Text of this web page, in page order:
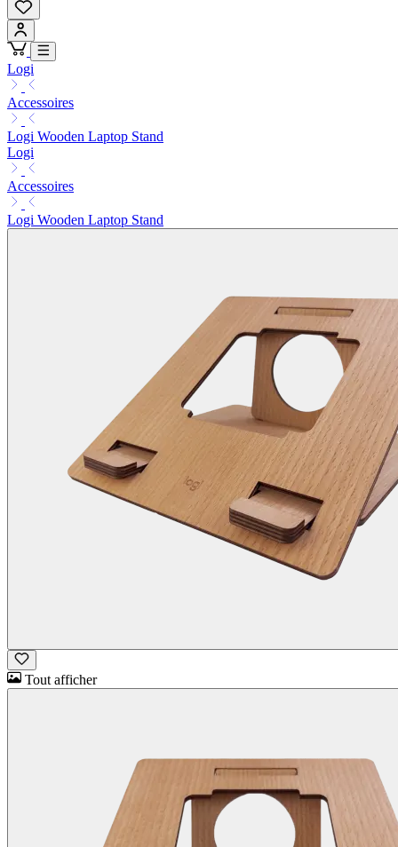
Logi
Accessoires
Logi Wooden Laptop Stand
Logi
Accessoires
Logi Wooden Laptop Stand
Tout afficher